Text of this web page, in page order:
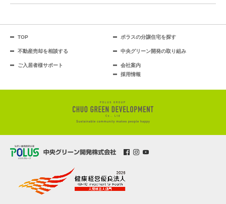
TOP ポラスの分譲住宅を探す
不動産売却を相談する 中央グリーン開発の取り組み
ご入居者様サポート
会社案内
採用情報